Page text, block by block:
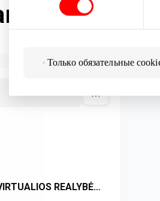
Только обязательные
вас ждут: